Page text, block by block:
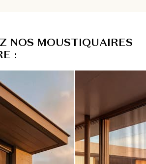
Z NOS MOUSTIQUAIRES
E :